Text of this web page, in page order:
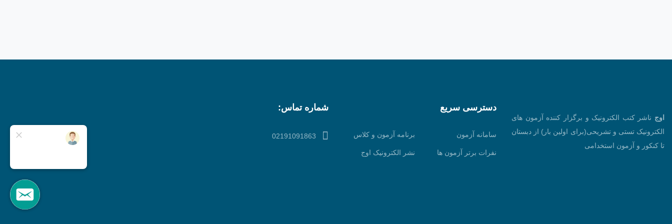
اوج ناشر کتب الکترونیک و برگزار کننده آزمون های
الکترونیک تستی و تشریحی(برای اولین بار) از دبستان
تا کنکور و آزمون استخدامی
دسترسی سریع
سامانه آزمون برنامه آزمون و کلاس
نفرات برتر آزمون ها نشر الکترونیک اوج
شماره تماس:
02191091863